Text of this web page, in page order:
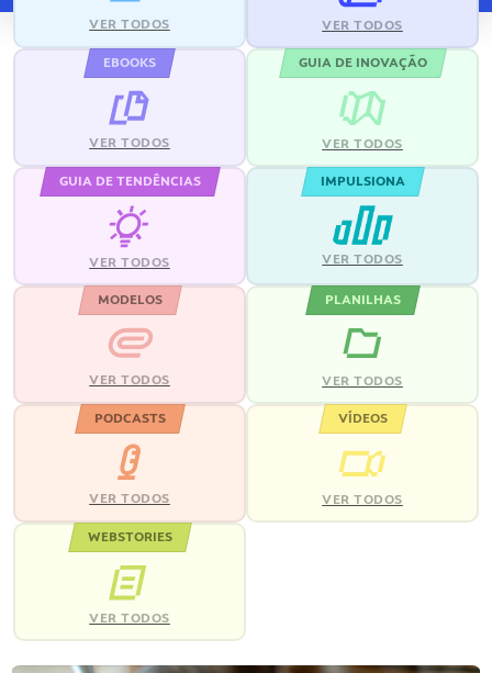
VER TODOS VER TODOS
EBOOKS
VER TODOS
GUIA DE INOVAÇÃO
VER TODOS
GUIA DE TENDÊNCIAS
VER TODOS
IMPULSIONA
VER TODOS
MODELOS
VER TODOS
PLANILHAS
VER TODOS
PODCASTS
VER TODOS
VÍDEOS
VER TODOS
WEBSTORIES
VER TODOS